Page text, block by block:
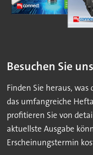
Besuchen Sie
Finden Sie heraus,
das umfangreiche
profitieren Sie von
aktuellste Ausgabe
Erscheinungstermin